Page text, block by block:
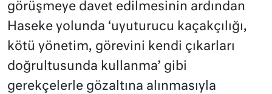
görüşmeye davet edilmesinin ardından
Haseke yolunda ‘uyuturucu kaçakçılığı,
kötü yönetim, görevini kendi çıkarları
doğrultusunda kullanma’ gibi
gerekçelerle gözaltına alınmasıyla